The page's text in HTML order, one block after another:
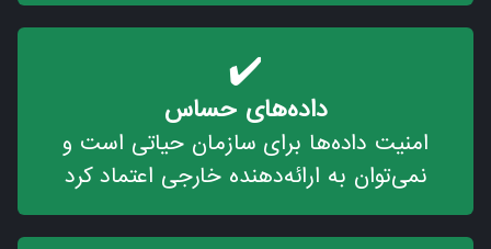
✔️
داده‌های حساس
امنیت داده‌ها برای سازمان حیاتی است و
نمی‌توان به ارائه‌دهنده خارجی اعتماد کرد